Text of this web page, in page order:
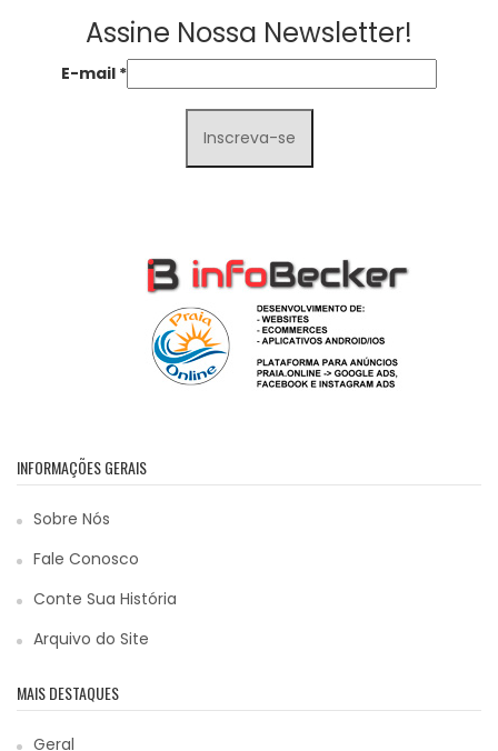
Assine Nossa Newsletter!
E-mail *
INFORMAÇÕES GERAIS
Sobre Nós
Fale Conosco
Conte Sua História
Arquivo do Site
MAIS DESTAQUES
Geral